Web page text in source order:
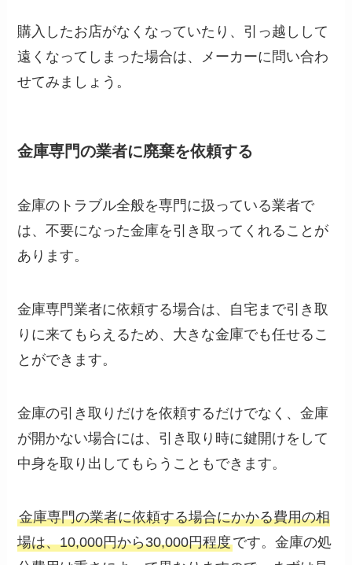
購入したお店がなくなっていたり、引っ越しして
遠くなってしまった場合は、メーカーに問い合わ
せてみましょう。
金庫専門の業者に廃棄を依頼する
金庫のトラブル全般を専門に扱っている業者で
は、不要になった金庫を引き取ってくれることが
あります。
金庫専門業者に依頼する場合は、自宅まで引き取
りに来てもらえるため、大きな金庫でも任せるこ
とができます。
金庫の引き取りだけを依頼するだけでなく、金庫
が開かない場合には、引き取り時に鍵開けをして
中身を取り出してもらうこともできます。
金庫専門の業者に依頼する場合にかかる費用の相
場は、10,000円から30,000円程度です。金庫の処